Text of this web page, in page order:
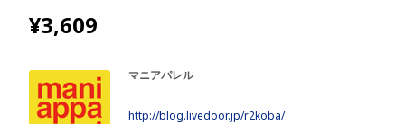
¥3,609
マニアパレル
http://blog.livedoor.jp/r2koba/